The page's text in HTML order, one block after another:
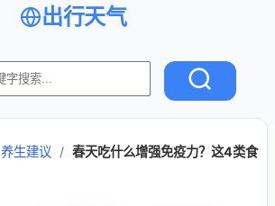
出行天气
养生建议 / 春天吃什么增强免疫力？这4类食